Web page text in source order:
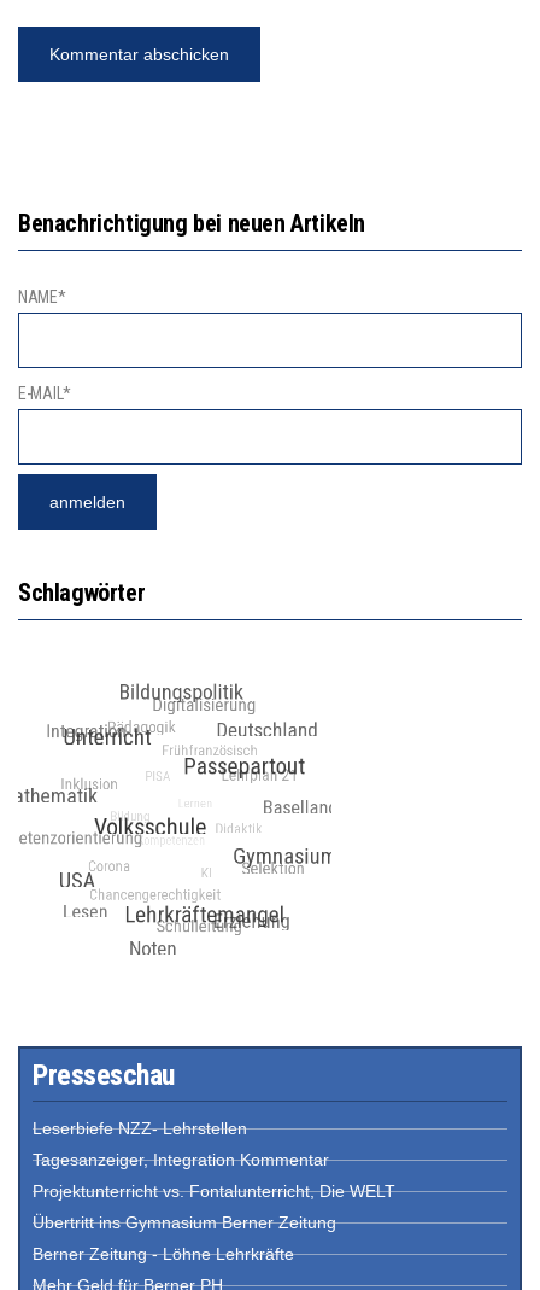
Benachrichtigung bei neuen Artikeln
NAME*
E-MAIL*
Schlagwörter
Presseschau
Leserbiefe NZZ- Lehrstellen
Tagesanzeiger, Integration Kommentar
Projektunterricht vs. Fontalunterricht, Die WELT
Übertritt ins Gymnasium Berner Zeitung
Berner Zeitung - Löhne Lehrkräfte
Mehr Geld für Berner PH